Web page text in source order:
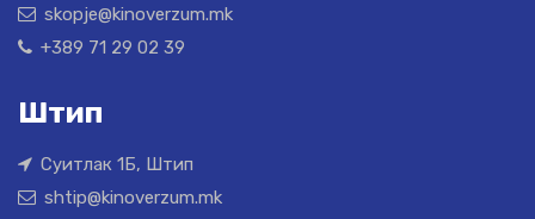
skopje@kinoverzum.mk
+389 71 29 02 39
Штип
Суитлак 1Б, Штип
shtip@kinoverzum.mk